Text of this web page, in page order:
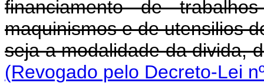
financiamento de
maquinismos e de utensilios
seja a modalidade da divida,
(Revogado pelo Decreto-Lei